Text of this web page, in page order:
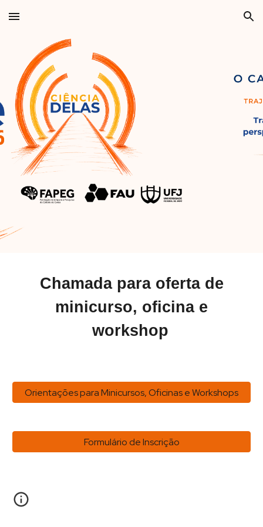
Skip to main content Skip to navigation
Chamada para oferta de
minicurso, oficina e
workshop
Orientações para Minicursos, Oficinas e Workshops
Formulário de Inscrição